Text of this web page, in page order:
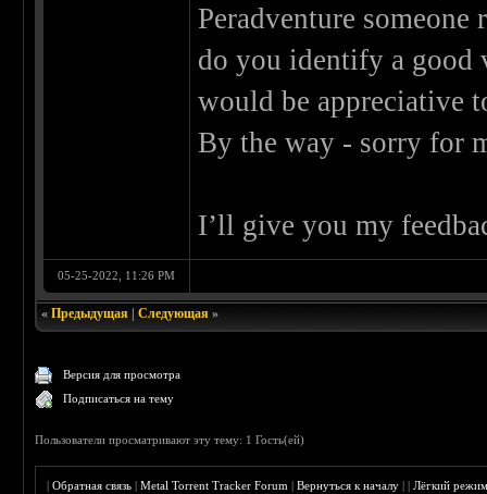
Peradventure
do you identify a good
would be appreciative
By the way - sorry for
I’ll give you my
05-25-2022, 11:26 PM
«Предыдущая |Следующая »
Версия для просмотра
Подписаться на тему
Пользователи просматривают эту тему: 1 Гость(ей)
|Обратная связь |Metal Torrent Tracker Forum |Вернуться к началу ||Лёгкий